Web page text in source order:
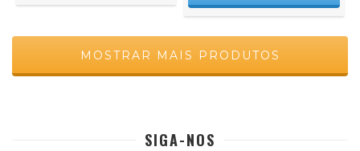
MOSTRAR MAIS PRODUTOS
SIGA-NOS